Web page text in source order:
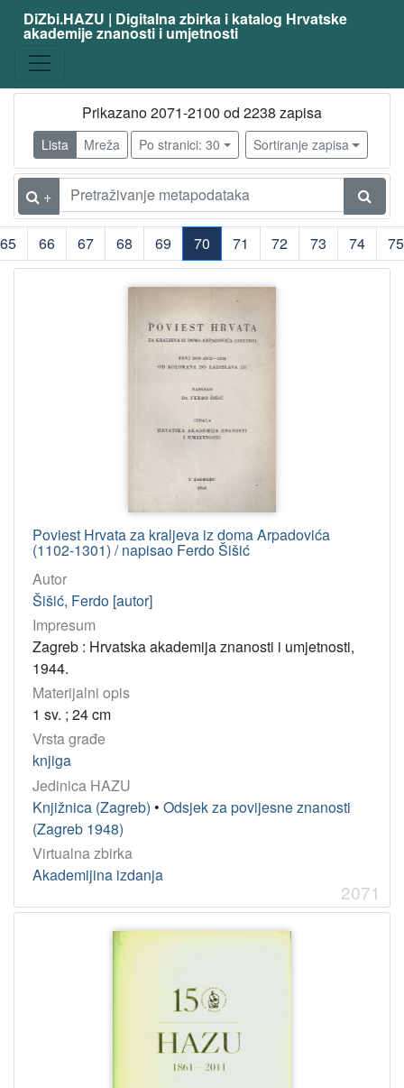
DiZbi.HAZU | Digitalna zbirka i katalog Hrvatske
akademije znanosti i umjetnosti
Prikazano 2071-2100 od 2238 zapisa
Lista Mreža Po stranici: 30 Sortiranje zapisa
+
65 66 67 68 69
70
(current)
71 72 73 74 75
Poviest Hrvata za kraljeva iz doma Arpadovića
(1102-1301) / napisao Ferdo Šišić
Autor
Šišić, Ferdo [autor]
Impresum
Zagreb : Hrvatska akademija znanosti i umjetnosti,
1944.
Materijalni opis
1 sv. ; 24 cm
Vrsta građe
knjiga
Jedinica HAZU
Knjižnica (Zagreb) • Odsjek za povijesne znanosti
(Zagreb 1948)
Virtualna zbirka
Akademijina izdanja
2071